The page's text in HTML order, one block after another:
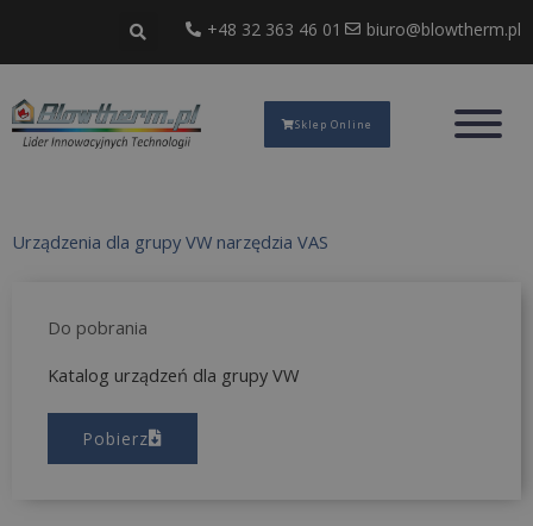
treści
+48 32 363 46 01 biuro@blowtherm.pl
Sklep Online
Urządzenia dla grupy VW narzędzia VAS
Do pobrania
Katalog urządzeń dla grupy VW
Pobierz